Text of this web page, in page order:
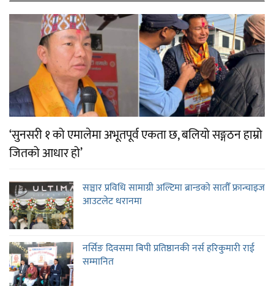
‘सुनसरी १ को एमालेमा अभूतपूर्व एकता छ, बलियो सङ्गठन हाम्रो
जितको आधार हो’
सञ्चार प्रविधि सामाग्री अल्टिमा ब्रान्डको सातौँ फ्रान्चाइज
आउटलेट धरानमा
नर्सिङ दिवसमा बिपी प्रतिष्ठानकी नर्स हरिकुमारी राई
सम्मानित